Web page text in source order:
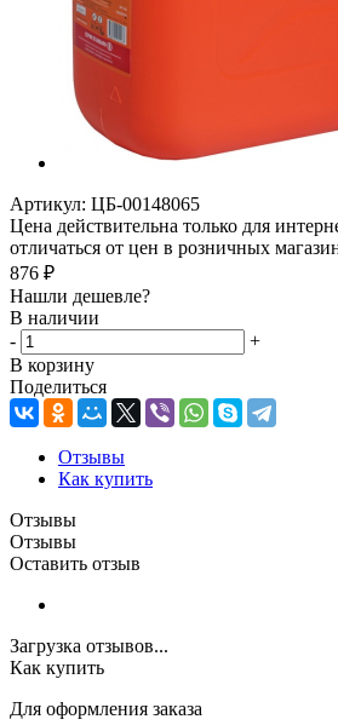
Артикул: ЦБ-00148065
Цена действительна только для
отличаться от цен в розничных
876 ₽
Нашли дешевле?
В наличии
-
+
В корзину
Поделиться
Отзывы
Как купить
Отзывы
Отзывы
Оставить отзыв
Загрузка отзывов...
Как купить
Для оформления заказа